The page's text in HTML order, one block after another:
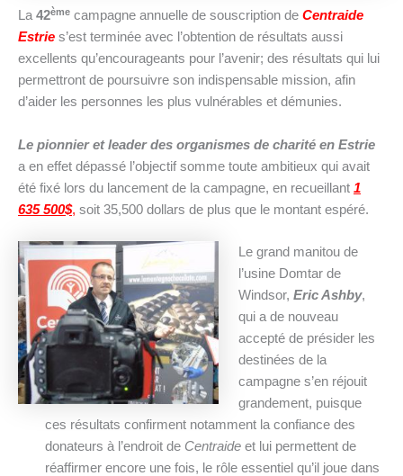
La42ème campagne annuelle de souscription de Centraide
Estrie s’est terminée avec l’obtention de résultats aussi
excellents qu’encourageants pour l’avenir; des résultats qui lui
permettront de poursuivre son indispensable mission, afin
d’aider les personnes les plus vulnérables et démunies.
Le pionnier et leader des organismes de charité en Estrie
a en effet dépassé l’objectif somme toute ambitieux qui avait
été fixé lors du lancement de la campagne, en recueillant 1
635 500$, soit 35,500 dollars de plus que le montant espéré.
Le grand manitou de
l’usine Domtar de
Windsor, Eric Ashby,
qui a de nouveau
accepté de présider les
destinées de la
campagne s’en réjouit
grandement, puisque
ces résultats confirment notamment la confiance des
donateurs à l’endroit de Centraide et lui permettent de
réaffirmer encore une fois, le rôle essentiel qu’il joue dans